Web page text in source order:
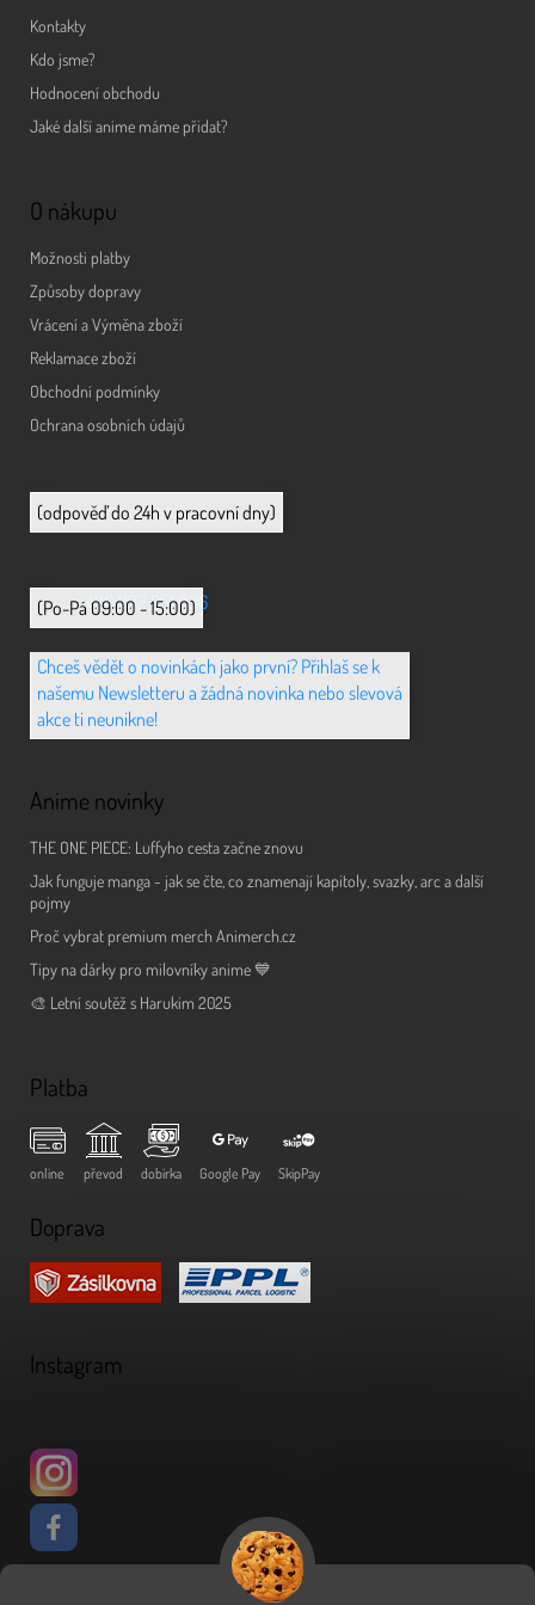
Kontakty
Kdo jsme?
Hodnocení obchodu
Jaké další anime máme přidat?
O nákupu
Možnosti platby
Způsoby dopravy
Vrácení a Výměna zboží
Reklamace zboží
Obchodní podmínky
Ochrana osobních údajů
info@animerch.cz
(odpověď do 24h v pracovní dny)
+420 702 851 036
(Po-Pá 09:00 - 15:00)
Chceš vědět o novinkách jako první? Přihlaš se k
našemu Newsletteru a žádná novinka nebo slevová
akce ti neunikne!
Anime novinky
THE ONE PIECE: Luffyho cesta začne znovu
Jak funguje manga - jak se čte, co znamenají kapitoly, svazky, arc a další
pojmy
Proč vybrat premium merch Animerch.cz
Tipy na dárky pro milovníky anime 💙
🎨 Letní soutěž s Harukim 2025
Platba
online převod dobírka Google Pay SkipPay
Doprava
Instagram